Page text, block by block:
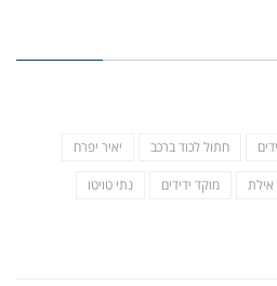
חתול לכוד ברכב יאיר יפרח
אילת מוקד ידידים נתי טויטו